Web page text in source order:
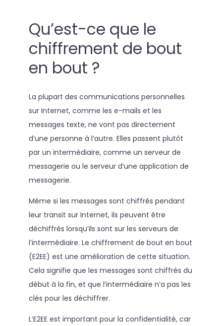
Qu’est-ce que le
chiffrement de bout
en bout ?
La plupart des communications personnelles
sur Internet, comme les e-mails et les
messages texte, ne vont pas directement
d’une personne à l’autre. Elles passent plutôt
par un intermédiaire, comme un serveur de
messagerie ou le serveur d’une application de
messagerie.
Même si les messages sont chiffrés pendant
leur transit sur Internet, ils peuvent être
déchiffrés lorsqu’ils sont sur les serveurs de
l’intermédiaire. Le chiffrement de bout en bout
(E2EE) est une amélioration de cette situation.
Cela signifie que les messages sont chiffrés du
début à la fin, et que l’intermédiaire n’a pas les
clés pour les déchiffrer.
L’E2EE est important pour la confidentialité, car